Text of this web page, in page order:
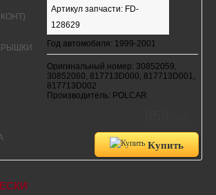
Артикул запчасти: FD-
128629
Год автомобиля: 1999-2001
Оригинальный номер: 30852059,
30852060, 817713D000, 817713D001,
817713D002
Производитель: POLCAR
Купить